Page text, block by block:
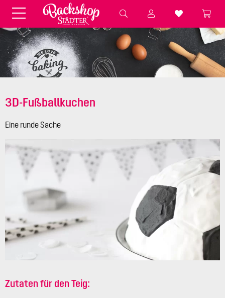
Alu
Fondant & Zubehör Speisefarben
Kerzen
Pralinenkapseln Geschenktüten
Vorspeisen & Desserts
Pasteten- &
Terrinenformen
Backzutaten Küchenhelfer
Nudel- &
Spätzleherstellung
STÄDTER fresh&cool
3D-Fußballkuchen
Eine runde Sache
Zutaten für den Teig: